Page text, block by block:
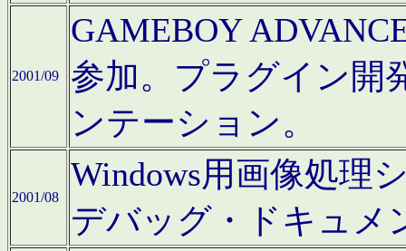
2001/09
GAMEBOY
参加。プラグイン開
ンテーション。
2001/08
Windows用画像処理
デバッグ・ドキュメ